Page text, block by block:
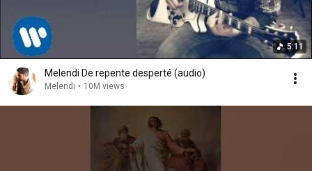
5:11
Melendi De repente desperté (audio)
Melendi • 10M views